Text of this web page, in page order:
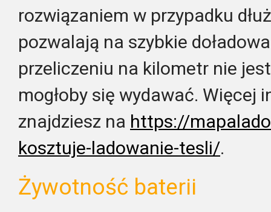
rozwiązaniem w przypadku
pozwalają na szybkie
przeliczeniu na kilometr nie
mogłoby się wydawać.
znajdziesz na https://
kosztuje-ladowanie-tesli/.
Żywotność baterii